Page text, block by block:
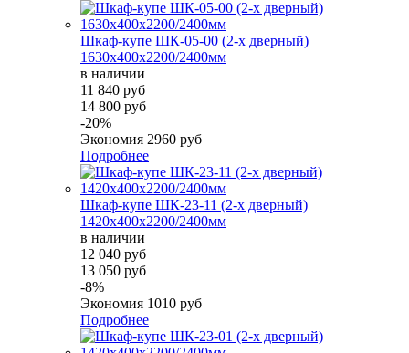
Шкаф-купе ШК-05-00 (2-х дверный)
1630х400х2200/2400мм
в наличии
11 840 руб
14 800 руб
-20%
Экономия 2960 руб
Подробнее
Шкаф-купе ШК-23-11 (2-х дверный)
1420х400х2200/2400мм
в наличии
12 040 руб
13 050 руб
-8%
Экономия 1010 руб
Подробнее